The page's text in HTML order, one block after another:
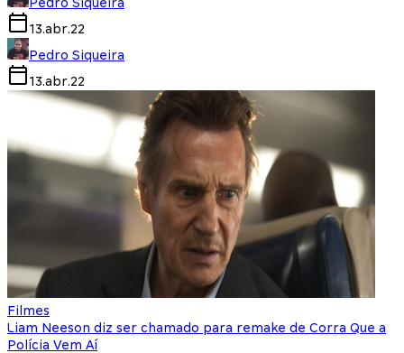
Pedro Siqueira
13.abr.22
Pedro Siqueira
13.abr.22
Filmes
Liam Neeson diz ser chamado para remake de Corra Que a
Polícia Vem Aí